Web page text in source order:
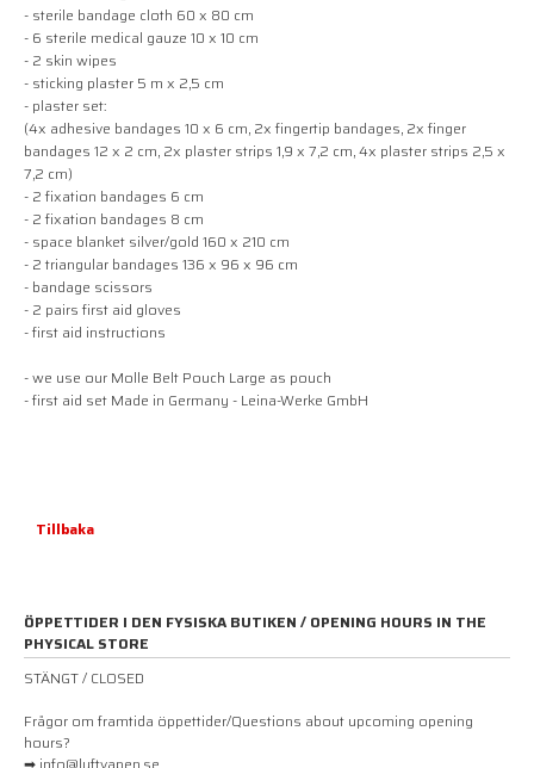
- sterile bandage cloth 60 x 80 cm
- 6 sterile medical gauze 10 x 10 cm
- 2 skin wipes
- sticking plaster 5 m x 2,5 cm
- plaster set:
(4x adhesive bandages 10 x 6 cm, 2x fingertip bandages, 2x finger
bandages 12 x 2 cm, 2x plaster strips 1,9 x 7,2 cm, 4x plaster strips 2,5 x
7,2 cm)
- 2 fixation bandages 6 cm
- 2 fixation bandages 8 cm
- space blanket silver/gold 160 x 210 cm
- 2 triangular bandages 136 x 96 x 96 cm
- bandage scissors
- 2 pairs first aid gloves
- first aid instructions
- we use our Molle Belt Pouch Large as pouch
- first aid set Made in Germany - Leina-Werke GmbH
Tillbaka
ÖPPETTIDER I DEN FYSISKA BUTIKEN / OPENING HOURS IN THE
PHYSICAL STORE
STÄNGT / CLOSED
Frågor om framtida öppettider/Questions about upcoming opening
hours?